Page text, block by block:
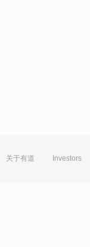
关于有道 Investors